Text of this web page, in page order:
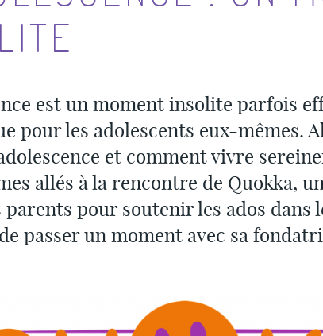
est un moment insolite parfois
pour les adolescents eux-mêmes.
et comment vivre
allés à la rencontre de Quokka,
parents pour soutenir les ados dans
passer un moment avec sa